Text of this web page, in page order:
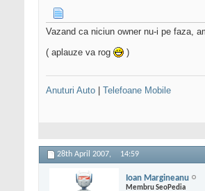
Vazand ca niciun owner nu-i pe faza,
( aplauze va rog
)
Anuturi Auto Telefoane Mobile
28th April 2007, 14:59
Ioan Margineanu
Membru SeoPedia